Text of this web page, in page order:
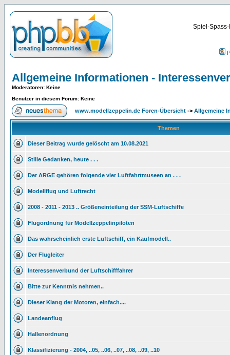
Spiel-
Allgemeine Informationen -
Moderatoren: Keine
Benutzer in diesem Forum: Keine
www.modellzeppelin.de Foren-Übersicht -> Allgemeine
Themen
Dieser Beitrag wurde gelöscht am 10.08.2021
Stille Gedanken, heute . . .
Der ARGE gehören folgende vier Luftfahrtmuseen an . . .
Modellflug und Luftrecht
2008 - 2011 - 2013 .. Größeneinteilung der SSM-Luftschiffe
Flugordnung für Modellzeppelinpiloten
Das wahrscheinlich erste Luftschiff, ein Kaufmodell..
Der Flugleiter
Interessenverbund der Luftschifffahrer
Bitte zur Kenntnis nehmen..
Dieser Klang der Motoren, einfach....
Landeanflug
Hallenordnung
Klassifizierung - 2004, ..05, ..06, ..07, ..08, ..09, ..10